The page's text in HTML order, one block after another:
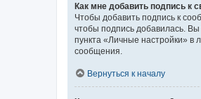
Как мне добавить подпись к
Чтобы добавить подпись к
чтобы подпись добавилась.
пункта «Личные настройки» в
сообщения.
Вернуться к началу